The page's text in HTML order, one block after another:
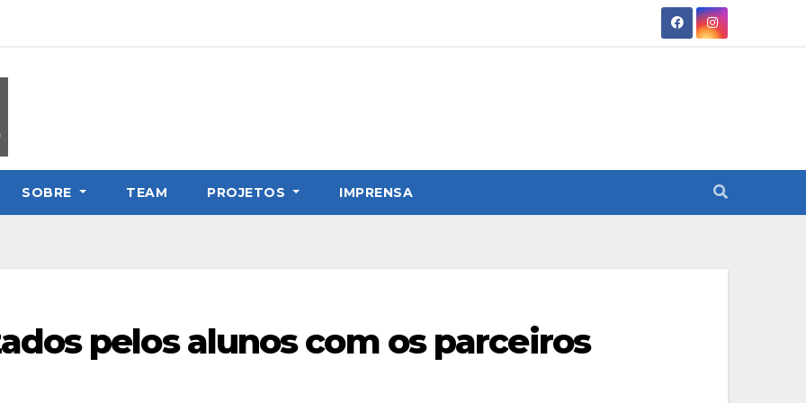
SOBRE TEAM PROJETOS IMPRENSA
pelos alunos com os parceiros